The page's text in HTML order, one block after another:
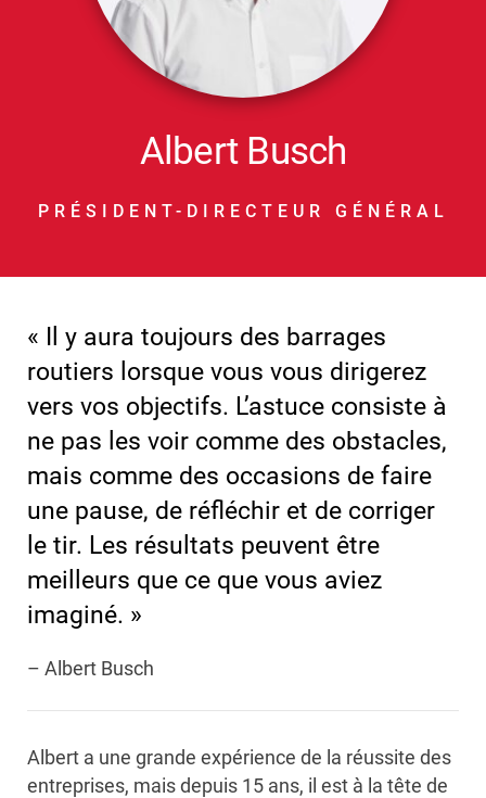
Albert Busch
PRÉSIDENT-DIRECTEUR GÉNÉRAL
« Il y aura toujours des barrages
routiers lorsque vous vous dirigerez
vers vos objectifs. L’astuce consiste à
ne pas les voir comme des obstacles,
mais comme des occasions de faire
une pause, de réfléchir et de corriger
le tir. Les résultats peuvent être
meilleurs que ce que vous aviez
imaginé. »
– Albert Busch
Albert a une grande expérience de la réussite des
entreprises, mais depuis 15 ans, il est à la tête de